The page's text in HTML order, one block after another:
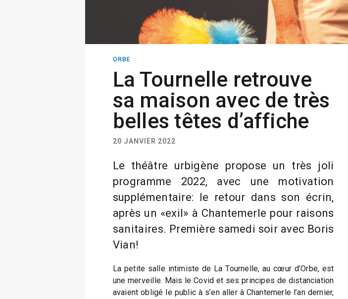
ORBE
La Tournelle retrouve
sa maison avec de très
belles têtes d’affiche
20 JANVIER 2022
Le théâtre urbigène propose un très joli
programme 2022, avec une motivation
supplémentaire: le retour dans son écrin,
après un «exil» à Chantemerle pour raisons
sanitaires. Première samedi soir avec Boris
Vian!
La petite salle intimiste de La Tournelle, au cœur d’Orbe, est
une merveille. Mais le Covid et ses principes de distanciation
avaient obligé le public à s’en aller à Chantemerle l’an dernier,